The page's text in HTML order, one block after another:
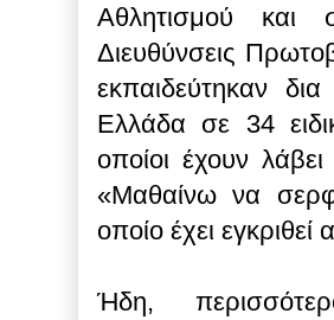
Αθλητισμού και
Διευθύνσεις
εκπαιδεύτηκαν
Ελλάδα σε 34
οποίοι έχουν λάβει
«Μαθαίνω να
οποίο έχει
Ήδη,